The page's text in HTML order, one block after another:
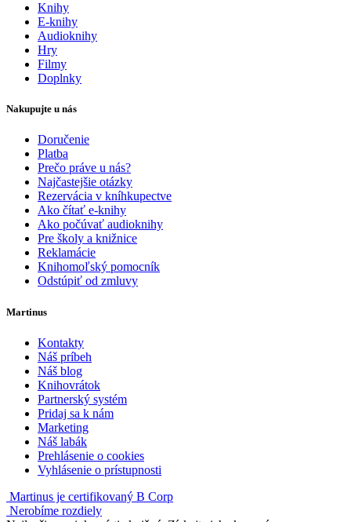
Knihy
E-knihy
Audioknihy
Hry
Filmy
Doplnky
Nakupujte u nás
Doručenie
Platba
Prečo práve u nás?
Najčastejšie otázky
Rezervácia v kníhkupectve
Ako čítať e-knihy
Ako počúvať audioknihy
Pre školy a knižnice
Reklamácie
Knihomoľský pomocník
Odstúpiť od zmluvy
Martinus
Kontakty
Náš príbeh
Náš blog
Knihovrátok
Partnerský systém
Pridaj sa k nám
Marketing
Náš labák
Prehlásenie o cookies
Vyhlásenie o prístupnosti
Martinus je certifikovaný B Corp
Nerobíme rozdiely